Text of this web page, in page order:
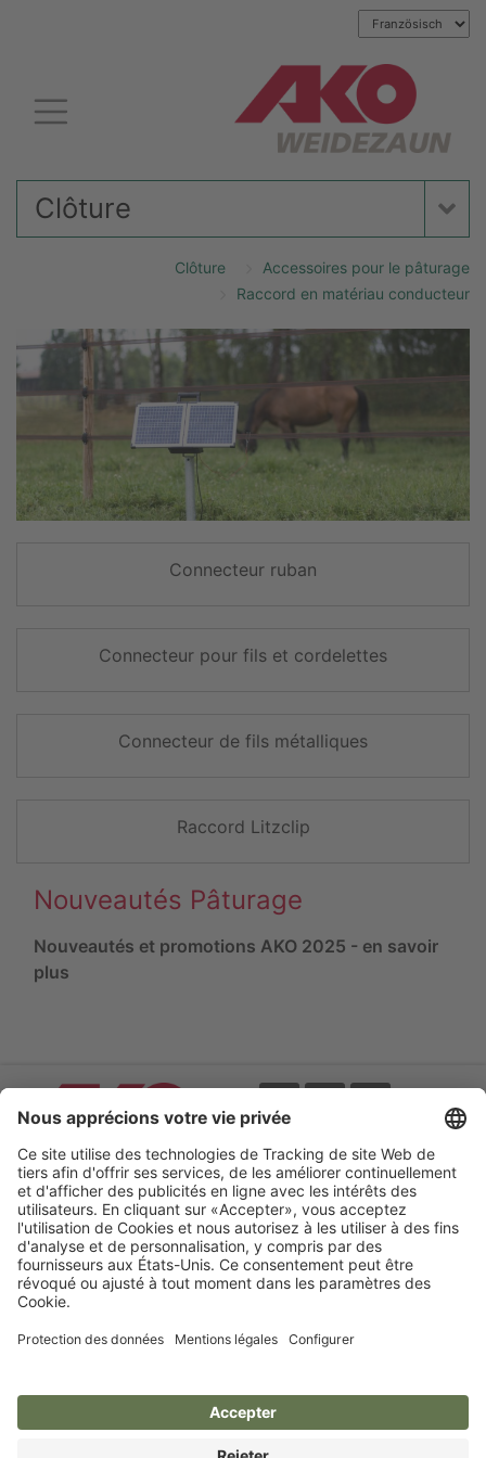
Clôture
Clôture
Accessoires pour le pâturage
Raccord en matériau conducteur
Connecteur ruban
Connecteur pour fils et cordelettes
Connecteur de fils métalliques
Raccord Litzclip
Nouveautés Pâturage
Nouveautés et promotions AKO 2025 - en savoir
plus
Evènements
Catalogues online
CGV
Mentions légales
Protection des données
Déclaration
Cookie préferences
AKO-Agrartechnik GmbH & Co. KG
Germany